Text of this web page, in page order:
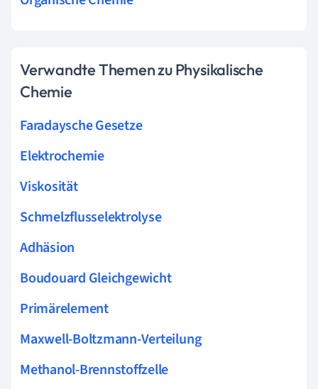
Verwandte Themen zu Physikalische
Chemie
Faradaysche Gesetze
Elektrochemie
Viskosität
Schmelzflusselektrolyse
Adhäsion
Boudouard Gleichgewicht
Primärelement
Maxwell-Boltzmann-Verteilung
Methanol-Brennstoffzelle